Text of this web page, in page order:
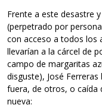
Frente a este desastre
(perpetrado por
con acceso a todos los
llevarían a la cárcel de
campo de margaritas
disguste), José
fuera, de otros, o caída
nueva: